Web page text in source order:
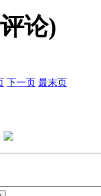
论)
下一页 最末页